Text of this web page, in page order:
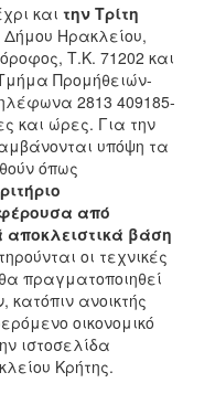
και την Τρίτη
Ηρακλείου,
όροφος, Τ.Κ. 71202 και
Προμήθειών-
2813 409185-
και ώρες. Για την
υπόψη τα
όπως
από
βάση
οι τεχνικές
πραγματοποιηθεί
ανοικτής
οικονομικό
ιστοσελίδα
Κρήτης.